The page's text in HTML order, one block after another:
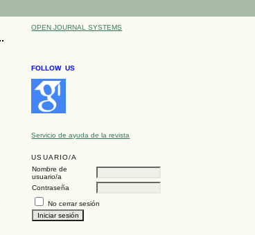
OPEN JOURNAL SYSTEMS
FOLLOW US
Servicio de ayuda de la revista
USUARIO/A
Nombre de
usuario/a
Contraseña
No cerrar sesión